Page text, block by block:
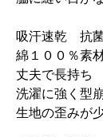
吸汗速乾 抗
綿１００％素
丈夫で長持ち
洗濯に強く型
生地の歪みが